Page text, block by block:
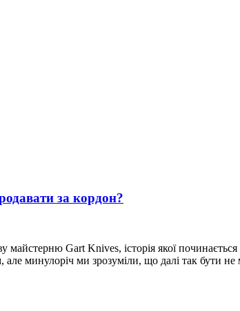
за кордон?
Gart Knives, історія якої
минулоріч ми зрозуміли, що далі так бути